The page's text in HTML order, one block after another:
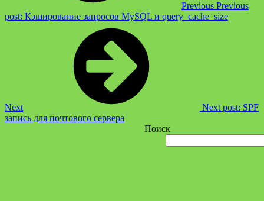
Previous Previous
post: Кэширование запросов MySQL и query_cache_size
Next Next post: SPF
запись для почтового сервера
Поиск